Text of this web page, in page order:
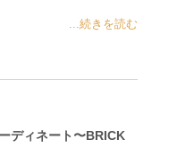
...続きを読む
ディネート〜BRICK